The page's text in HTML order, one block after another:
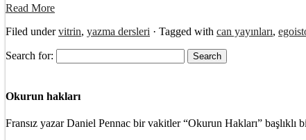
Read More
Filed undervitrin, yazma dersleri · Tagged with can yayınları,
Search for:
Okurun hakları
Fransız yazar Daniel Pennac bir vakitler “Okurun Hakları”